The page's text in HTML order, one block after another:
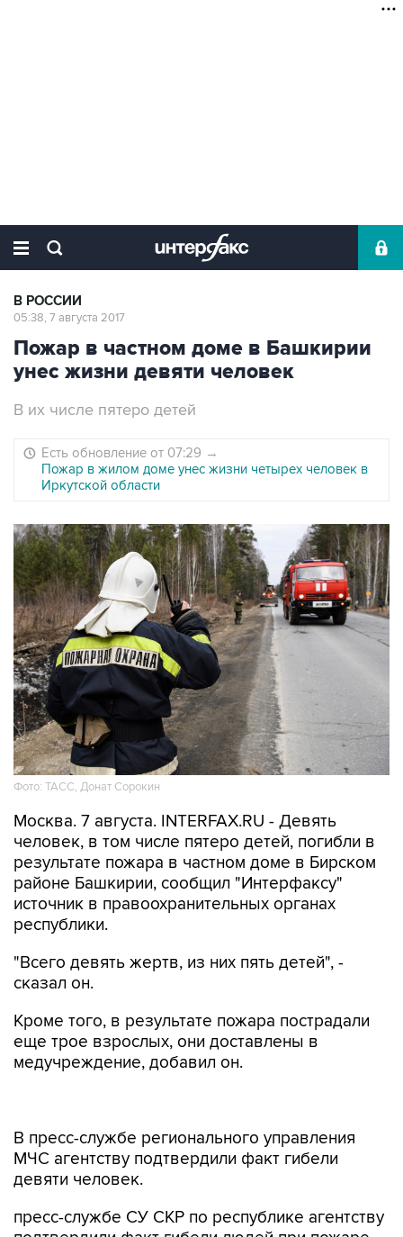
В РОССИИ
05:38, 7 августа 2017
Пожар в частном доме в Башкирии
унес жизни девяти человек
В их числе пятеро детей
Есть обновление от 07:29 →
Пожар в жилом доме унес жизни четырех человек в
Иркутской области
Фото: ТАСС, Донат Сорокин
Москва. 7 августа. INTERFAX.RU - Девять
человек, в том числе пятеро детей, погибли в
результате пожара в частном доме в Бирском
районе Башкирии, сообщил "Интерфаксу"
источник в правоохранительных органах
республики.
"Всего девять жертв, из них пять детей", -
сказал он.
Кроме того, в результате пожара пострадали
еще трое взрослых, они доставлены в
медучреждение, добавил он.
девяти человек.
пресс-службе СУ СКР по республике агентству
однако не уточнили их количество.